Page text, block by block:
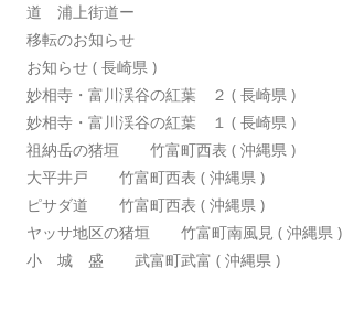
道 浦上街道ー
移転のお知らせ
お知らせ ( 長崎県 )
妙相寺・富川渓谷の紅葉 ２ ( 長崎県 )
妙相寺・富川渓谷の紅葉 １ ( 長崎県 )
祖納岳の猪垣 竹富町西表 ( 沖縄県 )
大平井戸 竹富町西表 ( 沖縄県 )
ピサダ道 竹富町西表 ( 沖縄県 )
ヤッサ地区の猪垣 竹富町南風見 ( 沖縄県 )
小 城 盛 武富町武富 ( 沖縄県 )